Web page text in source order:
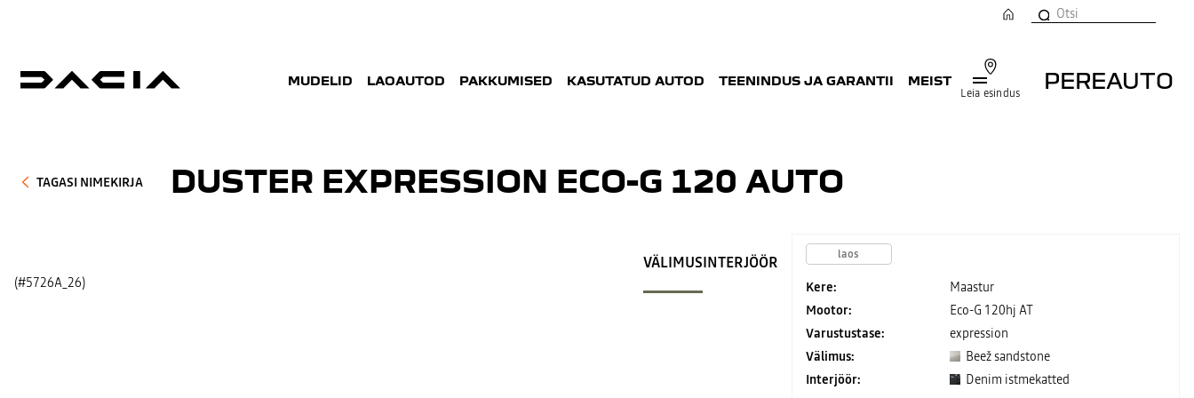
Leia esindus
PEREAUTO
MUDELID LAOAUTOD PAKKUMISED KASUTATUD AUTOD TEENINDUS JA GARANTII MEIST
TAGASI NIMEKIRJA DUSTER EXPRESSION ECO-G 120 AUTO
(#5726A_26)
VÄLIMUSINTERJÖÖR laos
Kere:
Maastur
Mootor:
Eco-G 120hj AT
Varustustase:
expression
Välimus:
Beež sandstone
Interjöör:
Denim istmekatted